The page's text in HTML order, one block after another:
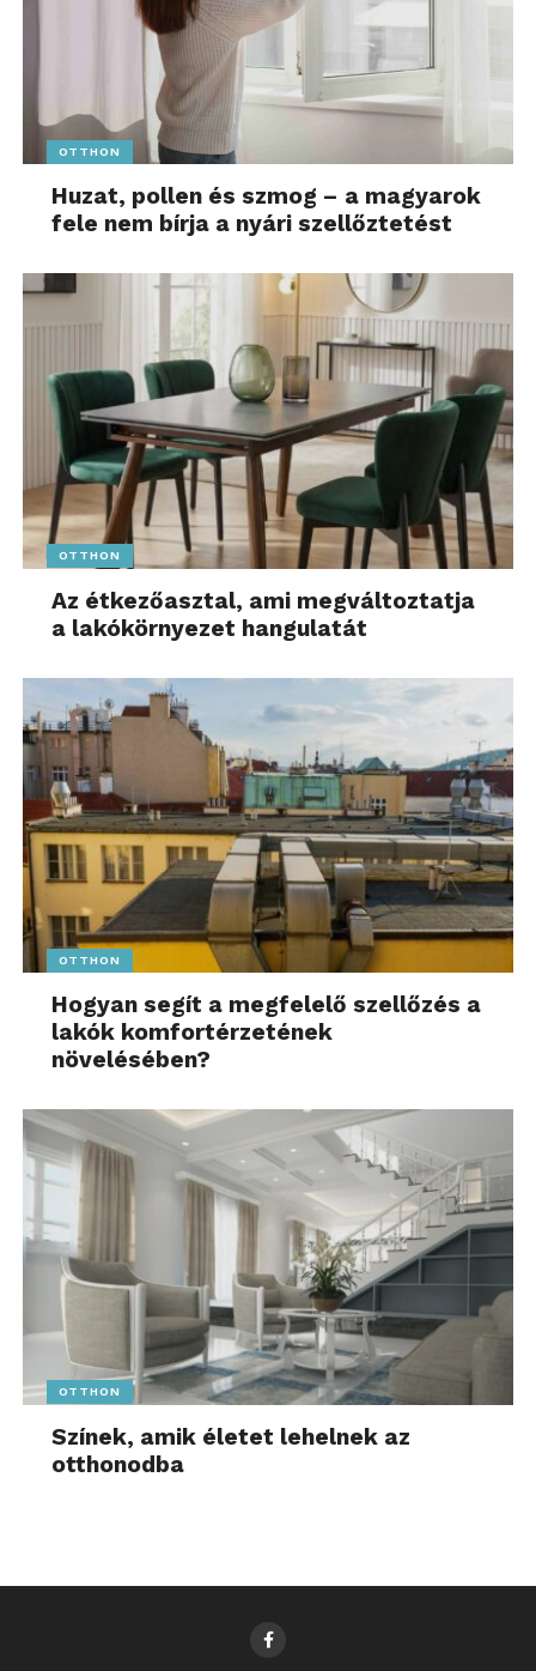
OTTHON
Huzat, pollen és szmog – a magyarok
fele nem bírja a nyári szellőztetést
OTTHON
Az étkezőasztal, ami megváltoztatja
a lakókörnyezet hangulatát
OTTHON
Hogyan segít a megfelelő szellőzés a
lakók komfortérzetének
növelésében?
OTTHON
Színek, amik életet lehelnek az
otthonodba